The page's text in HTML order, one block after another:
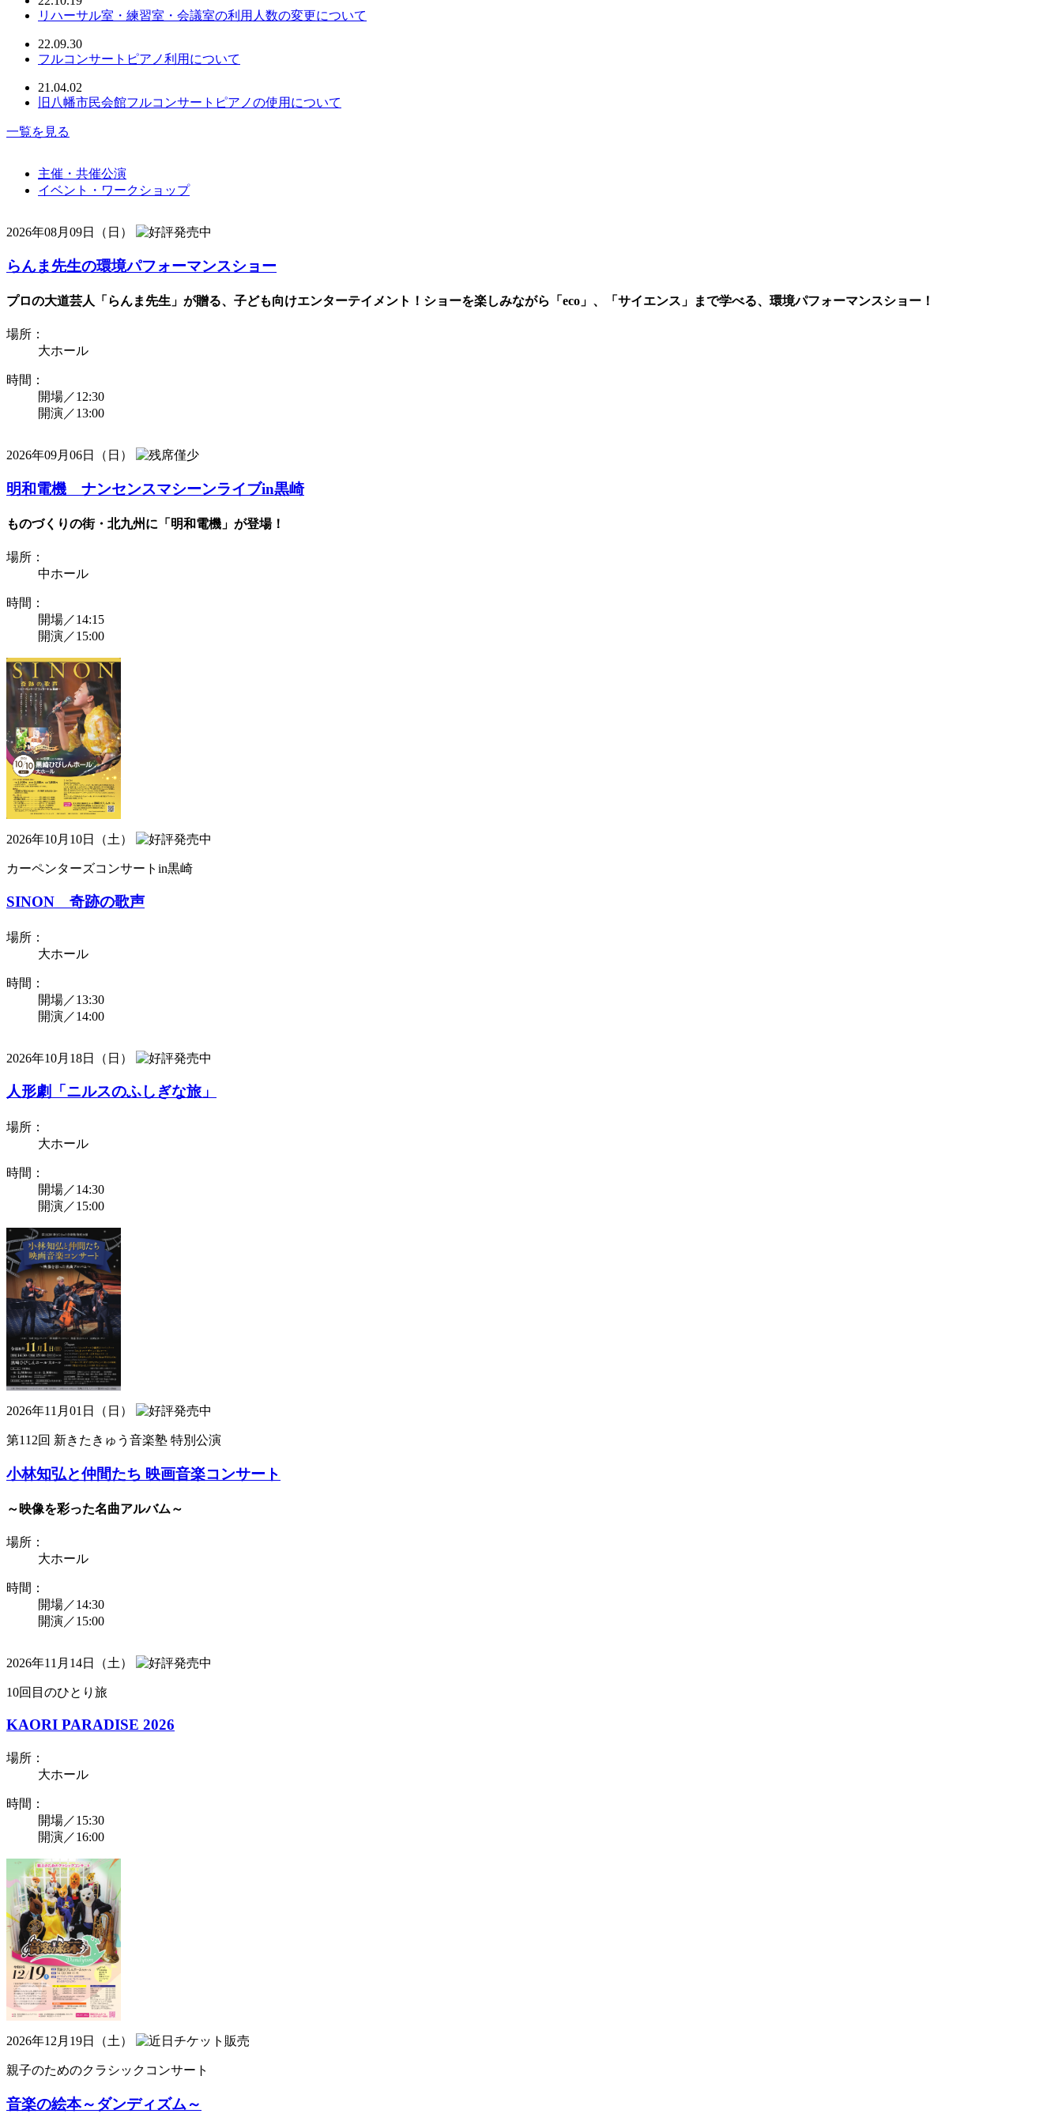
リハーサル室・練習室・会議室の利用人数の変更について
22.09.30
フルコンサートピアノ利用について
21.04.02
旧八幡市民会館フルコンサートピアノの使用について
一覧を見る
主催・共催公演
イベント・ワークショップ
2026年08月09日（日）
らんま先生の環境パフォーマンスショー
プロの大道芸人「らんま先生」が贈る、子ども向けエンターテイメント！ショーを楽しみながら「eco」、「サイエンス」まで学べる、環境パフォーマンスショー！
場所：
大ホール
時間：
開場／12:30
開演／13:00
2026年09月06日（日）
明和電機 ナンセンスマシーンライブin黒崎
ものづくりの街・北九州に「明和電機」が登場！
場所：
中ホール
時間：
開場／14:15
開演／15:00
2026年10月10日（土）
カーペンターズコンサートin黒崎
SINON 奇跡の歌声
場所：
大ホール
時間：
開場／13:30
開演／14:00
2026年10月18日（日）
人形劇「ニルスのふしぎな旅」
場所：
大ホール
時間：
開場／14:30
開演／15:00
2026年11月01日（日）
第112回 新きたきゅう音楽塾 特別公演
小林知弘と仲間たち 映画音楽コンサート
～映像を彩った名曲アルバム～
場所：
大ホール
時間：
開場／14:30
開演／15:00
2026年11月14日（土）
10回目のひとり旅
KAORI PARADISE 2026
場所：
大ホール
時間：
開場／15:30
開演／16:00
2026年12月19日（土）
親子のためのクラシックコンサート
音楽の絵本～ダンディズム～